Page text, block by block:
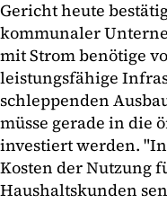
Gericht heute
kommunaler
mit Strom benötige
leistungsfähige
schleppenden
müsse gerade in die
investiert werden.
Kosten der Nutzung
Haushaltskunden